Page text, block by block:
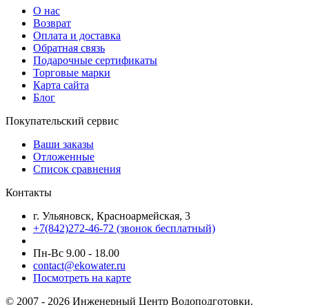
О нас
Возврат
Оплата и доставка
Обратная связь
Подарочные сертификаты
Торговые марки
Карта сайта
Блог
Покупательский сервис
Ваши заказы
Отложенные
Список сравнения
Контакты
г. Ульяновск, Красноармейская, 3
+7(842)272-46-72 (звонок бесплатный)
Пн-Вс 9.00 - 18.00
contact@ekowater.ru
Посмотреть на карте
© 2007 - 2026 Инженерный Центр Водоподготовки.